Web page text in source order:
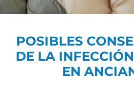
POSIBLES
DE LA
EN